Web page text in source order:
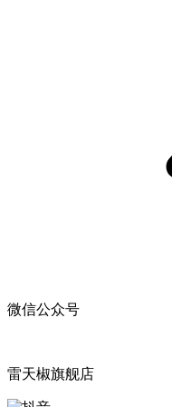
微信公众号
雷天椒旗舰店